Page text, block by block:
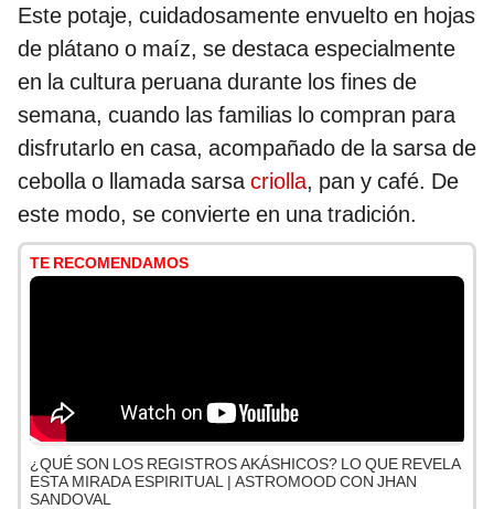
Este potaje, cuidadosamente envuelto en hojas
de plátano o maíz, se destaca especialmente
en la cultura peruana durante los fines de
semana, cuando las familias lo compran para
disfrutarlo en casa, acompañado de la sarsa de
cebolla o llamada sarsacriolla, pan y café. De
este modo, se convierte en una tradición.
TE RECOMENDAMOS
¿QUÉ SON LOS REGISTROS AKÁSHICOS? LO QUE REVELA
ESTA MIRADA ESPIRITUAL | ASTROMOOD CON JHAN
SANDOVAL